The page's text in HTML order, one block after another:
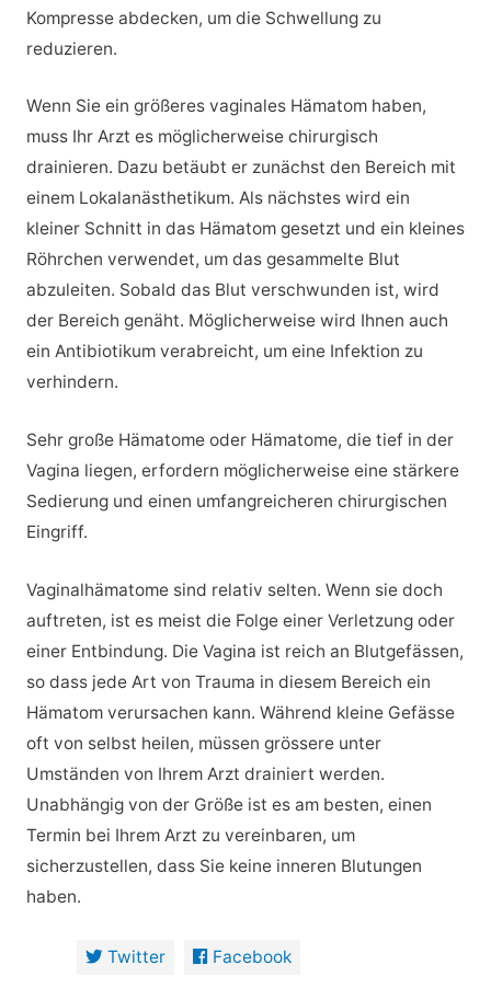
Kompresse abdecken, um die Schwellung zu
reduzieren.
Wenn Sie ein größeres vaginales Hämatom haben,
muss Ihr Arzt es möglicherweise chirurgisch
drainieren. Dazu betäubt er zunächst den Bereich mit
einem Lokalanästhetikum. Als nächstes wird ein
kleiner Schnitt in das Hämatom gesetzt und ein kleines
Röhrchen verwendet, um das gesammelte Blut
abzuleiten. Sobald das Blut verschwunden ist, wird
der Bereich genäht. Möglicherweise wird Ihnen auch
ein Antibiotikum verabreicht, um eine Infektion zu
verhindern.
Sehr große Hämatome oder Hämatome, die tief in der
Vagina liegen, erfordern möglicherweise eine stärkere
Sedierung und einen umfangreicheren chirurgischen
Eingriff.
Vaginalhämatome sind relativ selten. Wenn sie doch
auftreten, ist es meist die Folge einer Verletzung oder
einer Entbindung. Die Vagina ist reich an Blutgefässen,
so dass jede Art von Trauma in diesem Bereich ein
Hämatom verursachen kann. Während kleine Gefässe
oft von selbst heilen, müssen grössere unter
Umständen von Ihrem Arzt drainiert werden.
Unabhängig von der Größe ist es am besten, einen
Termin bei Ihrem Arzt zu vereinbaren, um
sicherzustellen, dass Sie keine inneren Blutungen
haben.
Twitter Facebook